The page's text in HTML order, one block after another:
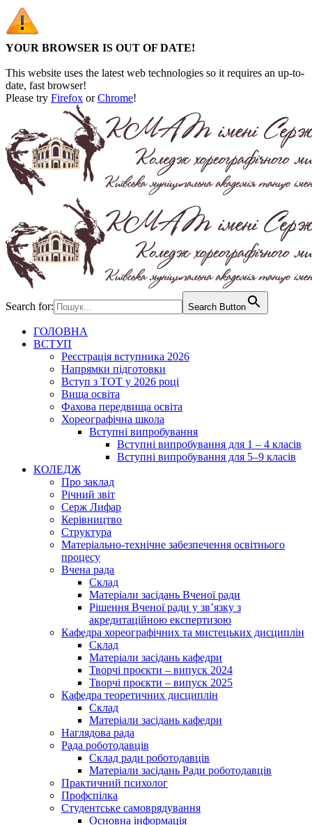
YOUR BROWSER IS OUT OF DATE!
This website uses the latest web technologies so it requires an up-to-
date, fast browser!
Please try Firefox orChrome!
Search for: Search Button
ГОЛОВНА
ВСТУП
Реєстрація вступника 2026
Напрямки підготовки
Вступ з ТОТ у 2026 році
Вища освіта
Фахова передвища освіта
Хореографічна школа
Вступні випробування
Вступні випробування для 1 – 4 класів
Вступні випробування для 5–9 класів
КОЛЕДЖ
Про заклад
Річний звіт
Серж Лифар
Керівництво
Структура
Матеріально-технічне забезпечення освітнього
процесу
Вчена рада
Cклад
Матеріали засідань Вченої ради
Рішення Вченої ради у зв’язку з
акредитаційною експертизою
Кафедра хореографічних та мистецьких дисциплін
Склад
Матеріали засідань кафедри
Творчі проєкти – випуск 2024
Творчі проєкти – випуск 2025
Кафедра теоретичних дисциплін
Склад
Матеріали засідань кафедри
Наглядова рада
Рада роботодавців
Склад ради роботодавців
Матеріали засідань Ради роботодавців
Практичний психолог
Профспілка
Студентське самоврядування
Основна інформація